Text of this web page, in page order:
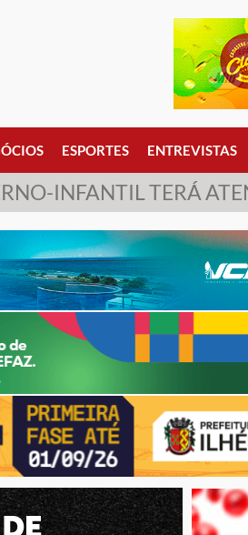
ESPORTES ENTREVISTAS
INFANTIL TERÁ